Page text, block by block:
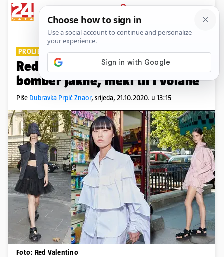
PRIJAVA
Lifestyle Komentari
PROLJEĆE 2021.
Red Valentino kombinira slatke
bomber jakne, meki til i volane
Piše Dubravka Prpić Znaor, srijeda, 21.10.2020. u 13:15
Foto: Red Valentino